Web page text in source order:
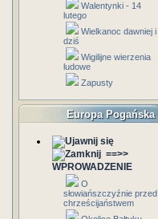
Walentynki - 14
lutego
Wielkanoc dawniej i
dziś
Wigilijne wierzenia
ludowe
Zapusty
Europa Pogańska
==>>
WPROWADZENIE
O
słowiańszczyźnie przed
chrześcijaństwem